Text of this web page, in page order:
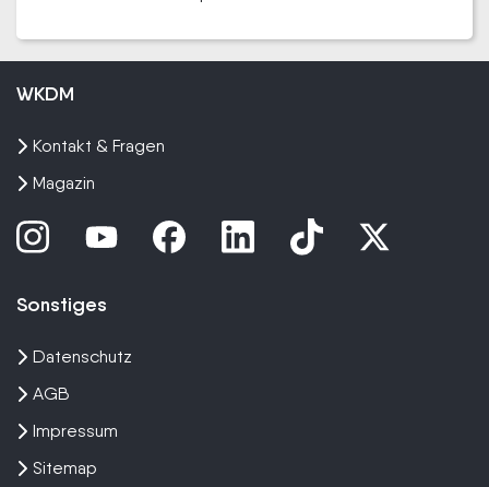
WKDM
Kontakt & Fragen
Magazin
Sonstiges
Datenschutz
AGB
Impressum
Sitemap